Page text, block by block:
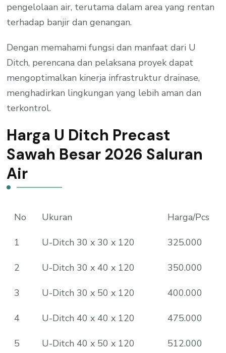
pengelolaan air, terutama dalam area yang rentan
terhadap banjir dan genangan.
Dengan memahami fungsi dan manfaat dari U
Ditch, perencana dan pelaksana proyek dapat
mengoptimalkan kinerja infrastruktur drainase,
menghadirkan lingkungan yang lebih aman dan
terkontrol.
Harga U Ditch Precast
Sawah Besar 2026 Saluran
Air
No Ukuran Harga/Pcs
1 U-Ditch 30 x 30 x 120 325.000
2 U-Ditch 30 x 40 x 120 350.000
3 U-Ditch 30 x 50 x 120 400.000
4 U-Ditch 40 x 40 x 120 475.000
5 U-Ditch 40 x 50 x 120 512.000